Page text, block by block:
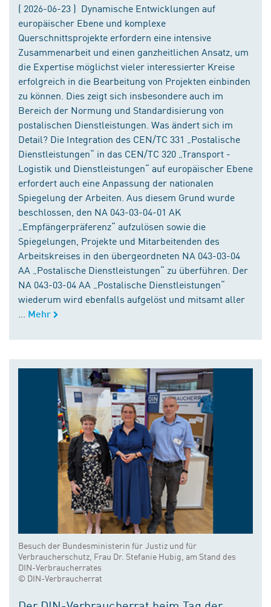
( 2026-06-23 ) Dynamische Entwicklungen auf
europäischer Ebene und komplexe
Querschnittsprojekte erfordern eine intensive
Zusammenarbeit und einen ganzheitlichen Ansatz, um
die Expertise möglichst vieler interessierter Kreise
erfolgreich in die Bearbeitung von Projekten einbinden
zu können. Dies zeigt sich insbesondere auch im
Bereich der Normung und Standardisierung von
postalischen Dienstleistungen. Was ändert sich im
Detail? Die Integration des CEN/TC 331 „Postalische
Dienstleistungen“ in das CEN/TC 320 „Transport -
Logistik und Dienstleistungen“ auf europäischer Ebene
erfordert auch eine Anpassung der nationalen
Spiegelung der Arbeiten. Aus diesem Grund wurde
beschlossen, den NA 043-03-04-01 AK
„Empfängerpräferenz“ aufzulösen sowie die
Spiegelungen, Projekte und Mitarbeitenden des
Arbeitskreises in den übergeordneten NA 043-03-04
AA „Postalische Dienstleistungen“ zu überführen. Der
NA 043-03-04 AA „Postalische Dienstleistungen“
wiederum wird ebenfalls aufgelöst und mitsamt aller
Mehr
Besuch der Bundesministerin für Justiz und für
Verbraucherschutz, Frau Dr. Stefanie Hubig, am Stand des
DIN-Verbraucherrates
© DIN-Verbraucherrat